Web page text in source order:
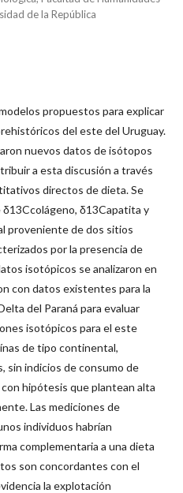
de la República
propuestos para explicar
del este del Uruguay.
nuevos datos de isótopos
a esta discusión a través
directos de dieta. Se
δ13Capatita y
proveniente de dos sitios
por la presencia de
isotópicos se analizaron en
con datos existentes para la
del Paraná para evaluar
isotópicos para el este
de tipo continental,
sin indicios de consumo de
hipótesis que plantean alta
Las mediciones de
individuos habrían
complementaria a una dieta
son concordantes con el
la explotación